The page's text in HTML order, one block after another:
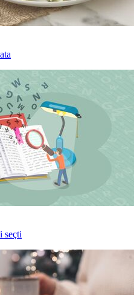
seçti